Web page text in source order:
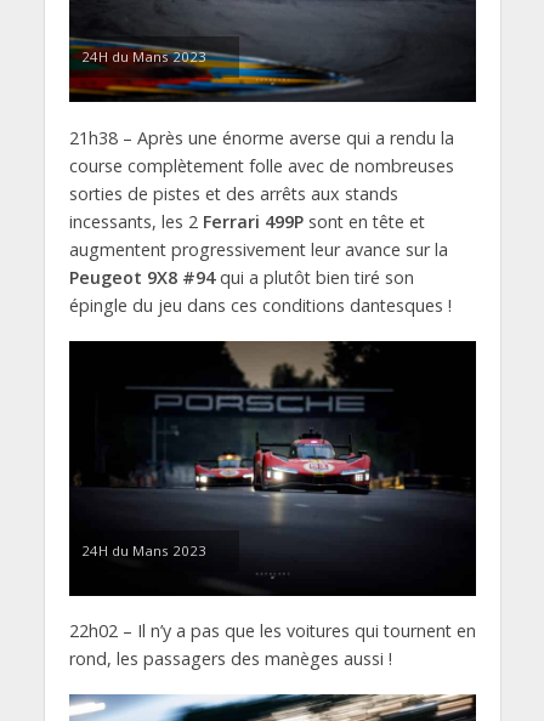
24H du Mans 2023
21h38 – Après une énorme averse qui a rendu la
course complètement folle avec de nombreuses
sorties de pistes et des arrêts aux stands
incessants, les 2 Ferrari 499Psont en tête et
augmentent progressivement leur avance sur la
Peugeot 9X8 #94qui a plutôt bien tiré son
épingle du jeu dans ces conditions dantesques !
24H du Mans 2023
22h02 – Il n’y a pas que les voitures qui tournent en
rond, les passagers des manèges aussi !